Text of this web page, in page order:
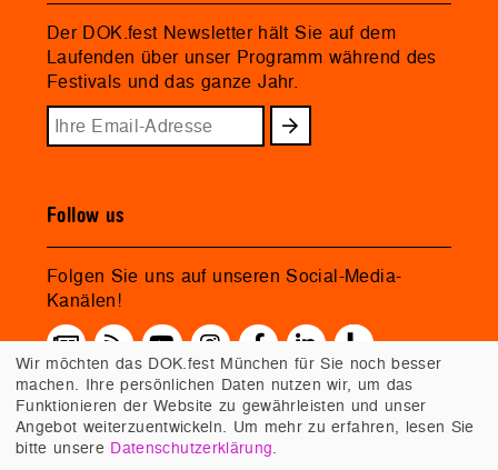
Der DOK.fest Newsletter hält Sie auf dem
Laufenden über unser Programm während des
Festivals und das ganze Jahr.
Follow us
Folgen Sie uns auf unseren Social-Media-
Kanälen!
Wir möchten das DOK.fest München für Sie noch besser
machen. Ihre persönlichen Daten nutzen wir, um das
Funktionieren der Website zu gewährleisten und unser
Angebot weiterzuentwickeln. Um mehr zu erfahren, lesen Sie
bitte unsere Datenschutzerklärung.